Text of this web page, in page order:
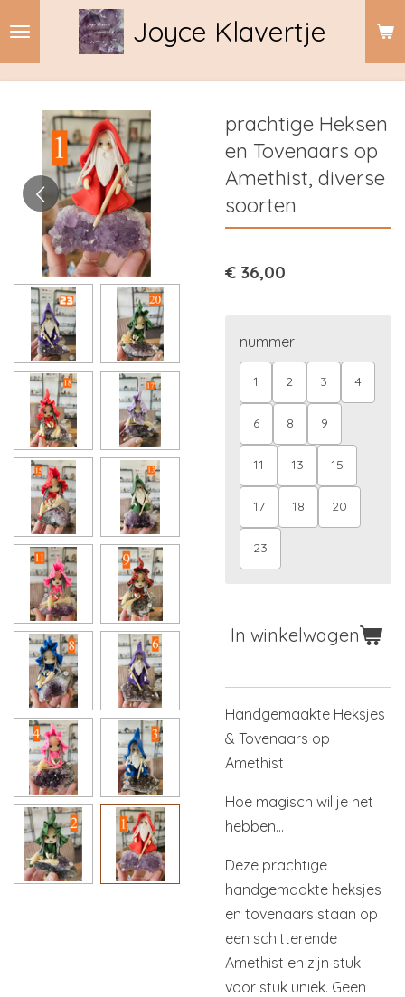
hoofdinhoud
Joyce Klavertje
prachtige Heksen
en Tovenaars op
Amethist, diverse
soorten
€ 36,00
nummer
1 2 3 4
6 8 9
11 13 15
17 18 20
23
In winkelwagen
Handgemaakte Heksjes
& Tovenaars op
Amethist
Hoe magisch wil je het
hebben…
Deze prachtige
handgemaakte heksjes
en tovenaars staan op
een schitterende
Amethist en zijn stuk
voor stuk uniek. Geen